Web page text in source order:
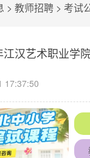
> 教师招聘 > 考试
江汉艺术职业学
17:37:50